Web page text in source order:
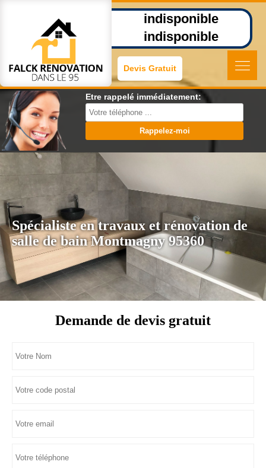
indisponible
indisponible
Devis Gratuit
Etre rappelé immédiatement:
Spécialiste en travaux et rénovation de
salle de bain Montmagny 95360
Demande de devis gratuit